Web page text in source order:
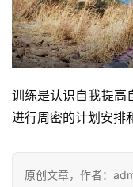
训练是认识自我提高
进行周密的计划安排
原创文章，作者：